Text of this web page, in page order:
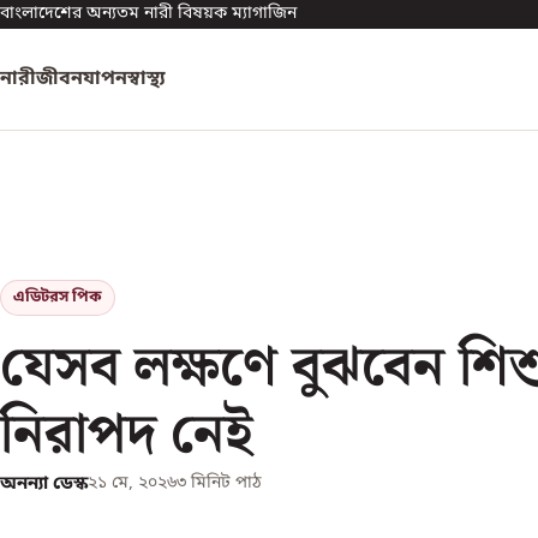
বাংলাদেশের অন্যতম নারী বিষয়ক ম্যাগাজিন
নারীজীবনযাপনস্বাস্থ্য
এডিটরস পিক
যেসব লক্ষণে বুঝবেন
নিরাপদ নেই
অনন্যা ডেস্ক২১ মে, ২০২৬৩ মিনিট পাঠ